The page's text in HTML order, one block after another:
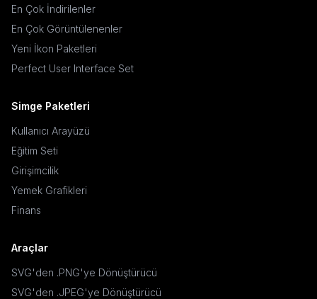
En Çok İndirilenler
En Çok Görüntülenenler
Yeni İkon Paketleri
Perfect User Interface Set
Simge Paketleri
Kullanıcı Arayüzü
Eğitim Seti
Girişimcilik
Yemek Grafikleri
Finans
Araçlar
SVG'den .PNG'ye Dönüştürücü
SVG'den .JPEG'ye Dönüştürücü